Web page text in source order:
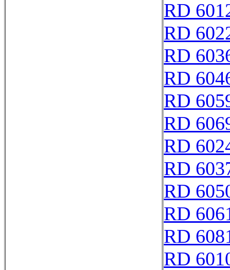
RD
RD
RD
RD
RD
RD
RD
RD
RD
RD
RD
RD